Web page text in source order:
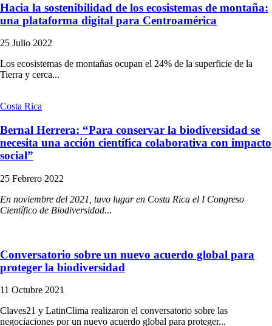
Hacia la sostenibilidad de los ecosistemas de montaña:
una plataforma digital para Centroamérica
25 Julio 2022
Los ecosistemas de montañas ocupan el 24% de la superficie de la
Tierra y cerca...
Costa Rica
Bernal Herrera: “Para conservar la biodiversidad se
necesita una acción científica colaborativa con impacto
social”
25 Febrero 2022
En noviembre del 2021, tuvo lugar en Costa Rica el I Congreso
Científico de Biodiversidad...
Conversatorio sobre un nuevo acuerdo global para
proteger la biodiversidad
11 Octubre 2021
Claves21 y LatinClima realizaron el conversatorio sobre las
negociaciones por un nuevo acuerdo global para proteger...